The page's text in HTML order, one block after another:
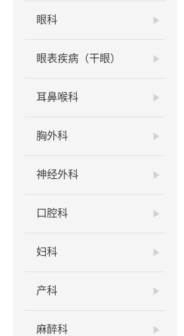
眼科
眼表疾病（干眼）
耳鼻喉科
胸外科
神经外科
口腔科
妇科
产科
麻醉科